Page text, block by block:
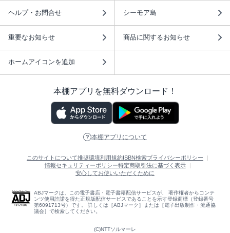
ヘルプ・お問合せ シーモア島
重要なお知らせ 商品に関するお知らせ
ホームアイコンを追加
本棚アプリを無料ダウンロード！
本棚アプリについて
このサイトについて推奨環境利用規約ISBN検索プライバシーポリシー
情報セキュリティーポリシー特定商取引法に基づく表示
安心してお使いいただくために
ABJマークは、この電子書店・電子書籍配信サービスが、 著作権者からコンテ
ンツ使用許諾を得た正規版配信サービスであることを示す登録商標（登録番号
第6091713号）です。 詳しくは［ABJマーク］または［電子出版制作・流通協
議会］で検索してください。
(C)NTTソルマーレ